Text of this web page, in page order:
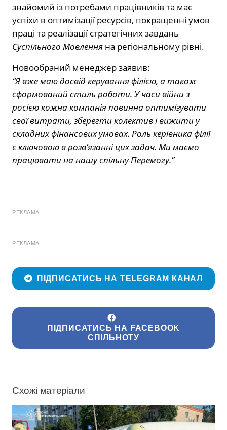
знайомий із потребами працівників та має
успіхи в оптимізації ресурсів, покращенні умов
праці та реалізації стратегічних завдань
Суспільного Мовлення на регіональному рівні.
Новообраний менеджер заявив:
“Я вже маю досвід керування філією, а також
сформований стиль роботи. У часи війни з
росією кожна компанія повинна оптимізувати
свої витрати, зберегти колектив і вижити у
складних фінансових умовах. Роль керівника філії
є ключовою в розв’язанні цих задач. Ми маємо
працювати на нашу спільну Перемогу.”
РЕКЛАМА
РЕКЛАМА
ПІДПИСАТИСЬ НА TELEGRAM КАНАЛ
ПІДПИСАТИСЬ НА FACEBOOK
СПІЛЬНОТУ
Схожі матеріали